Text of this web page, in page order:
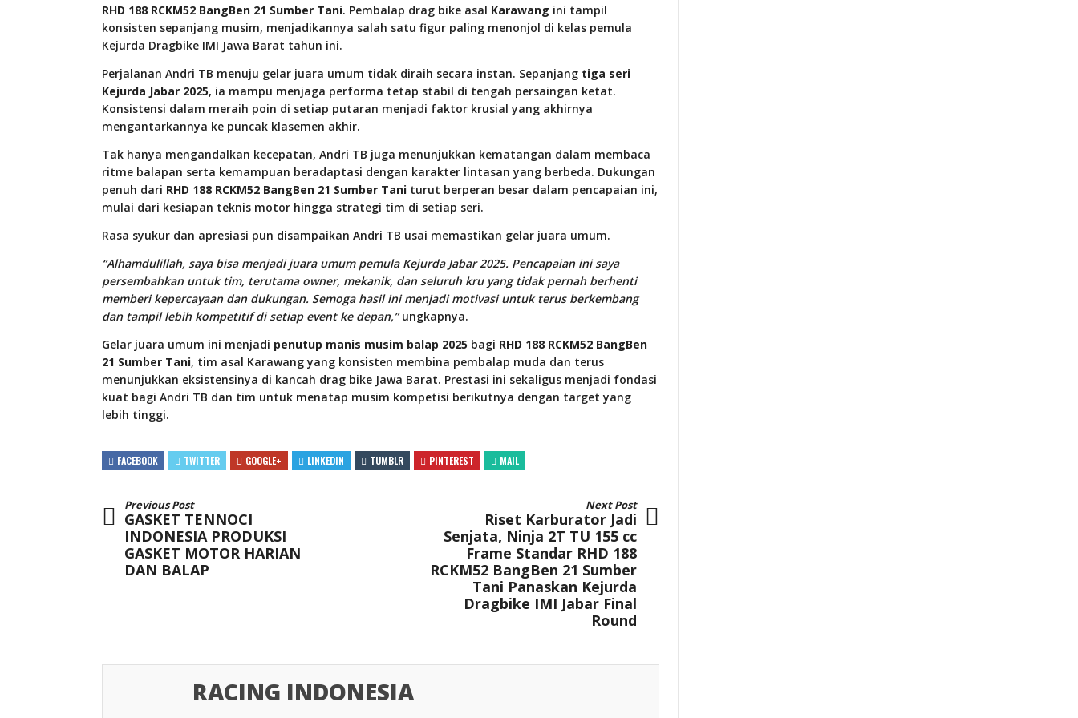
RHD 188 RCKM52 BangBen 21 Sumber Tani. Pembalap drag bike asal Karawang ini tampil
konsisten sepanjang musim, menjadikannya salah satu figur paling menonjol di kelas pemula
Kejurda Dragbike IMI Jawa Barat tahun ini.
Perjalanan Andri TB menuju gelar juara umum tidak diraih secara instan. Sepanjang tiga seri
Kejurda Jabar 2025, ia mampu menjaga performa tetap stabil di tengah persaingan ketat.
Konsistensi dalam meraih poin di setiap putaran menjadi faktor krusial yang akhirnya
mengantarkannya ke puncak klasemen akhir.
Tak hanya mengandalkan kecepatan, Andri TB juga menunjukkan kematangan dalam membaca
ritme balapan serta kemampuan beradaptasi dengan karakter lintasan yang berbeda. Dukungan
penuh dari RHD 188 RCKM52 BangBen 21 Sumber Tani turut berperan besar dalam pencapaian ini,
mulai dari kesiapan teknis motor hingga strategi tim di setiap seri.
Rasa syukur dan apresiasi pun disampaikan Andri TB usai memastikan gelar juara umum.
“Alhamdulillah, saya bisa menjadi juara umum pemula Kejurda Jabar 2025. Pencapaian ini saya
persembahkan untuk tim, terutama owner, mekanik, dan seluruh kru yang tidak pernah berhenti
memberi kepercayaan dan dukungan. Semoga hasil ini menjadi motivasi untuk terus berkembang
dan tampil lebih kompetitif di setiap event ke depan,”ungkapnya.
Gelar juara umum ini menjadi penutup manis musim balap 2025 bagi RHD 188 RCKM52 BangBen
21 Sumber Tani, tim asal Karawang yang konsisten membina pembalap muda dan terus
menunjukkan eksistensinya di kancah drag bike Jawa Barat. Prestasi ini sekaligus menjadi fondasi
kuat bagi Andri TB dan tim untuk menatap musim kompetisi berikutnya dengan target yang
lebih tinggi.
FACEBOOK TWITTER GOOGLE+ LINKEDIN TUMBLR PINTEREST MAIL
Previous Post
GASKET TENNOCI
INDONESIA PRODUKSI
GASKET MOTOR HARIAN
DAN BALAP
Next Post
Riset Karburator Jadi
Senjata, Ninja 2T TU 155 cc
Frame Standar RHD 188
RCKM52 BangBen 21 Sumber
Tani Panaskan Kejurda
Dragbike IMI Jabar Final
Round
RACING INDONESIA